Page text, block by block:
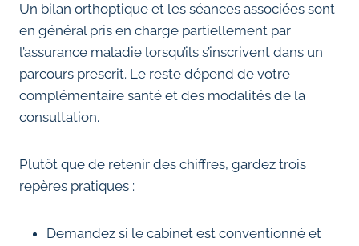
Un bilan orthoptique et les séances associées sont
en général pris en charge partiellement par
l’assurance maladie lorsqu’ils s’inscrivent dans un
parcours prescrit. Le reste dépend de votre
complémentaire santé et des modalités de la
consultation.
Plutôt que de retenir des chiffres, gardez trois
repères pratiques :
Demandez si le cabinet est conventionné et